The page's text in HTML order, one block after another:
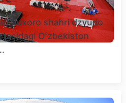
Buxoro shahri dzyudo
Oʻzbekiston